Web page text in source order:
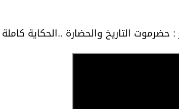
: حضرموت التاريخ والحضارة ..الحكاية كاملة